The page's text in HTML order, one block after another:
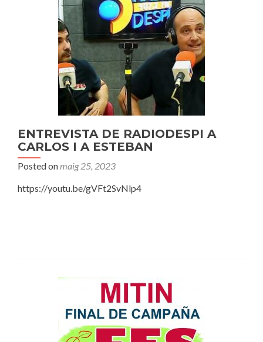
ENTREVISTA DE RADIODESPI A
CARLOS I A ESTEBAN
Posted onmaig 25, 2023
https://youtu.be/gVFt2SvNlp4